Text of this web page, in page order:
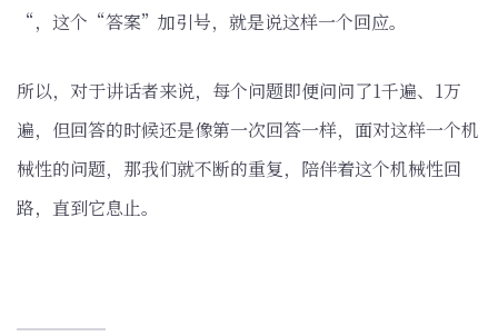
“，这个“答案”加引号，就是说这样一个回应。
所以，对于讲话者来说，每个问题即便问问了1千遍、1万
遍，但回答的时候还是像第一次回答一样，面对这样一个机
械性的问题，那我们就不断的重复，陪伴着这个机械性回
路，直到它息止。